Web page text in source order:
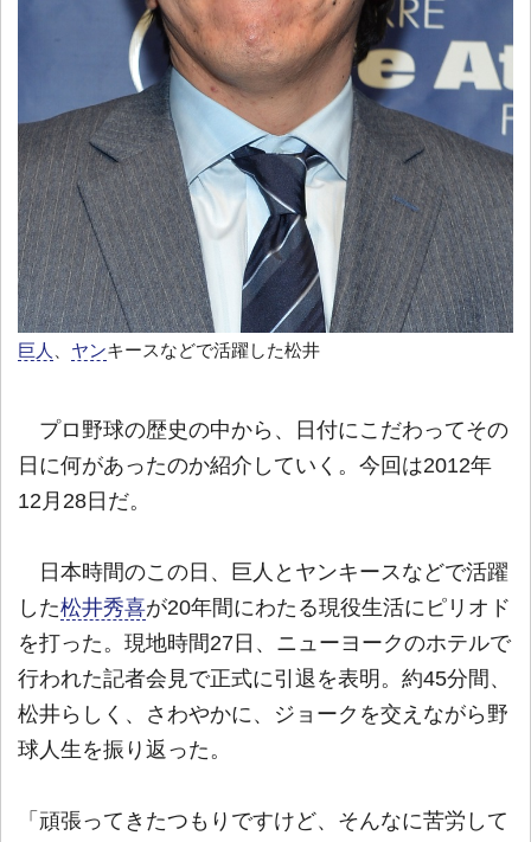
巨人 ヤンキースなどで活躍した松井
プロ野球の歴史の中から、日付にこだわってその
日に何があったのか紹介していく。今回は2012年
12月28日だ。
日本時間のこの日、巨人とヤンキースなどで活躍
した松井秀喜が20年間にわたる現役生活にピリオド
を打った。現地時間27日、ニューヨークのホテルで
行われた記者会見で正式に引退を表明。約45分間、
松井らしく、さわやかに、ジョークを交えながら野
球人生を振り返った。
「頑張ってきたつもりですけど、そんなに苦労して